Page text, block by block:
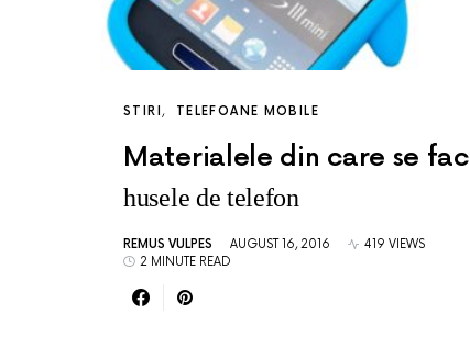
STIRI TELEFOANE MOBILE
Materialele din care se fac
husele de telefon
REMUS VULPES AUGUST 16, 2016
419 VIEWS
2 MINUTE READ